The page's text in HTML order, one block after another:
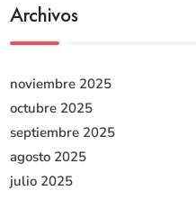
Archivos
noviembre 2025
octubre 2025
septiembre 2025
agosto 2025
julio 2025